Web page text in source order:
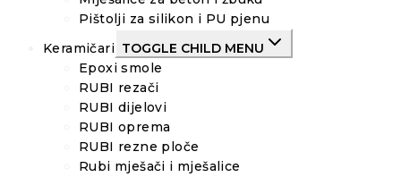
Pištolji za silikon i PU pjenu
Keramičari TOGGLE CHILD MENU
Epoxi smole
RUBI rezači
RUBI dijelovi
RUBI oprema
RUBI rezne ploče
Rubi mješači i mješalice